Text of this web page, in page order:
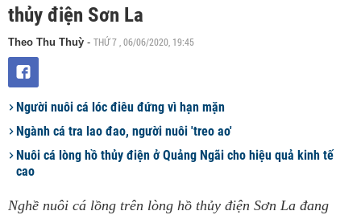
thủy điện Sơn La
Theo Thu Thuỳ - THỨ 7 , 06/06/2020, 19:45
Người nuôi cá lóc điêu đứng vì hạn mặn
Ngành cá tra lao đao, người nuôi 'treo ao'
Nuôi cá lòng hồ thủy điện ở Quảng Ngãi cho hiệu quả kinh tế
cao
Nghề nuôi cá lồng trên lòng hồ thủy điện Sơn La đang